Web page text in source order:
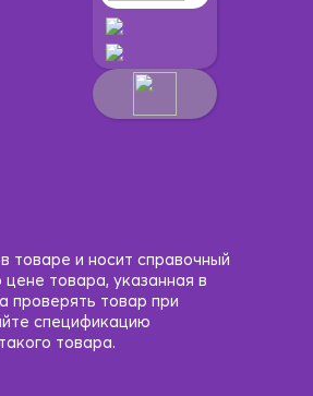
товаре и носит справочный
товара, указанная в
проверять товар при
спецификацию
товара.